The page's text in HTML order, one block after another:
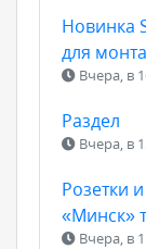
Новинка
для
Вчера, в
Раздел
Вчера, в
Розетки
«Минск»
Вчера, в